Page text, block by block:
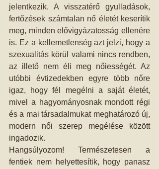
jelentkezik. A visszatérő gyulladások,
fertőzések számtalan nő életét keserítik
meg, minden elővigyázatosság ellenére
is. Ez a kellemetlenség azt jelzi, hogy a
szexualitás körül valami nincs rendben,
az illető nem éli meg nőiességét. Az
utóbbi évtizedekben egyre több nőre
igaz, hogy fél megélni a saját életét,
mivel a hagyományosnak mondott régi
és a mai társadalmukat meghatározó új,
modern női szerep megélése között
ingadozik.
Hangsúlyozom! Természetesen a
fentiek nem helyettesítik, hogy panasz